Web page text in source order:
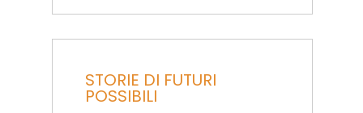
STORIE DI FUTURI
POSSIBILI